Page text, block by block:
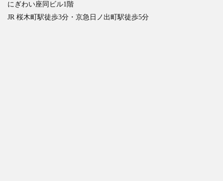
にぎわい座同ビル1階
JR 桜木町駅徒歩3分・京急日ノ出町駅徒歩5分